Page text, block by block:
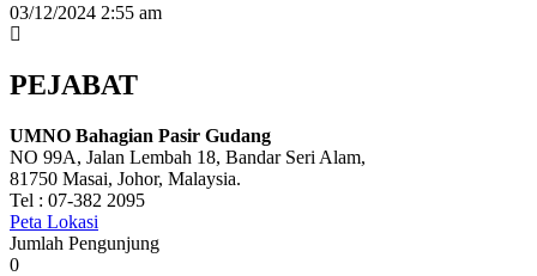
03/12/2024 2:55 am
PEJABAT
UMNO Bahagian Pasir Gudang
NO 99A, Jalan Lembah 18, Bandar Seri Alam,
81750 Masai, Johor, Malaysia.
Tel : 07-382 2095
Peta Lokasi
Jumlah Pengunjung
0